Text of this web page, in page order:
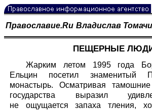
Православие.Ru Владислав
ПЕЩЕРНЫЕ
Жарким летом 1995 года
Ельцин посетил знаменитый
монастырь. Осматривая
государства выразил
не ощущается запаха тления,